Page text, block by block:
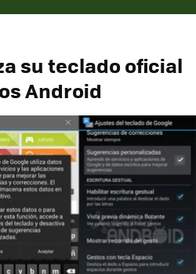
su teclado oficial
Android